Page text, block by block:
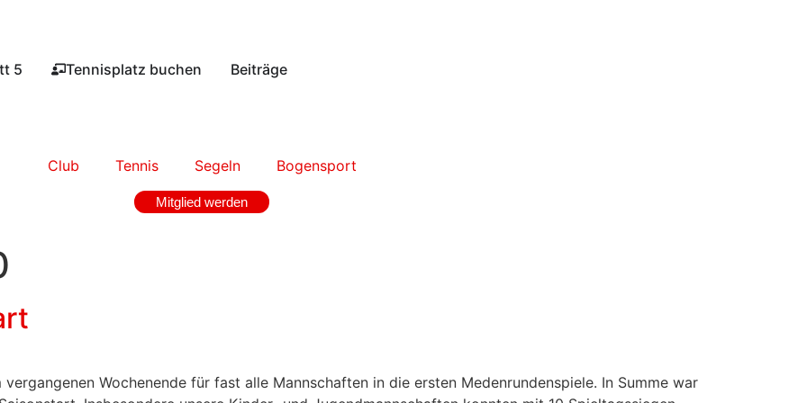
5​ Tennisplatz buchen​ Beiträge
Club Tennis Segeln Bogensport
Mitglied werden
Wochenende für fast alle Mannschaften in die ersten Medenrundenspiele. In Summe war